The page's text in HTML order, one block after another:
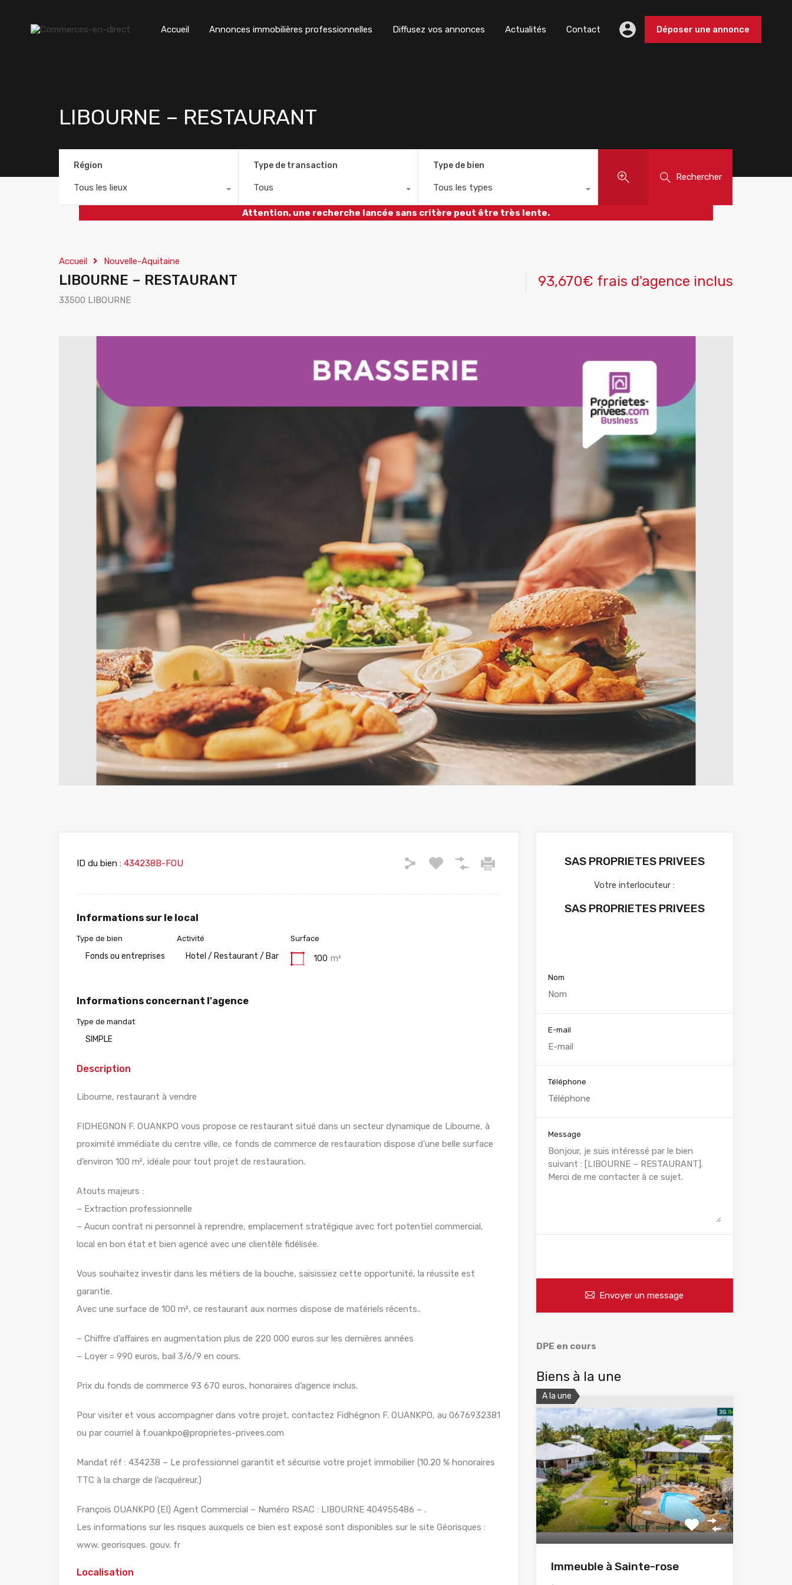
Accueil Annonces immobilières professionnelles Diffusez vos annonces Actualités Contact Déposer une annonce
LIBOURNE – RESTAURANT
Région
Tous les lieux
Type de transaction
Tous
Type de bien
Tous les types
Rechercher
Attention, une recherche lancée sans critère peut être très lente.
Accueil Nouvelle-Aquitaine
LIBOURNE – RESTAURANT
33500 LIBOURNE
93,670€ frais d'agence inclus
ID du bien : 434238B-FOU
Informations sur le local
Type de bien
Fonds ou entreprises
Activité
Hotel / Restaurant / Bar
Surface
100 m²
Informations concernant l'agence
Type de mandat
SIMPLE
Description
Libourne, restaurant à vendre
FIDHEGNON F. OUANKPO vous propose ce restaurant situé dans un secteur dynamique de Libourne, à
proximité immédiate du centre ville, ce fonds de commerce de restauration dispose d’une belle surface
d’environ 100 m², idéale pour tout projet de restauration.
Atouts majeurs :
– Extraction professionnelle
– Aucun contrat ni personnel à reprendre, emplacement stratégique avec fort potentiel commercial,
local en bon état et bien agencé avec une clientèle fidélisée.
Vous souhaitez investir dans les métiers de la bouche, saisissiez cette opportunité, la réussite est
garantie.
Avec une surface de 100 m², ce restaurant aux normes dispose de matériels récents..
– Chiffre d’affaires en augmentation plus de 220 000 euros sur les dernières années
– Loyer = 990 euros, bail 3/6/9 en cours.
Prix du fonds de commerce 93 670 euros, honoraires d’agence inclus.
Pour visiter et vous accompagner dans votre projet, contactez Fidhégnon F. OUANKPO, au 0676932381
ou par courriel à f.ouankpo@proprietes-privees.com
Mandat réf : 434238 – Le professionnel garantit et sécurise votre projet immobilier (10.20 % honoraires
TTC à la charge de l’acquéreur.)
François OUANKPO (EI) Agent Commercial – Numéro RSAC : LIBOURNE 404955486 – .
Les informations sur les risques auxquels ce bien est exposé sont disponibles sur le site Géorisques :
www. georisques. gouv. fr
Localisation
SAS PROPRIETES PRIVEES
Votre interlocuteur :
SAS PROPRIETES PRIVEES
Nom
E-mail
Téléphone
Message
Envoyer un message
DPE en cours
Biens à la une
A la une
Immeuble à Sainte-rose